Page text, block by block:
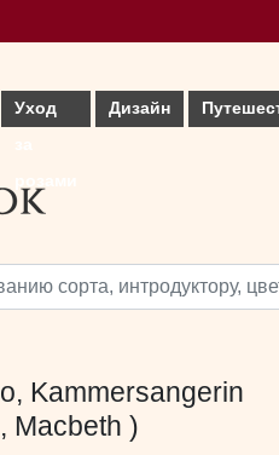
Уход
Дизайн
Kammersangerin
Macbeth )